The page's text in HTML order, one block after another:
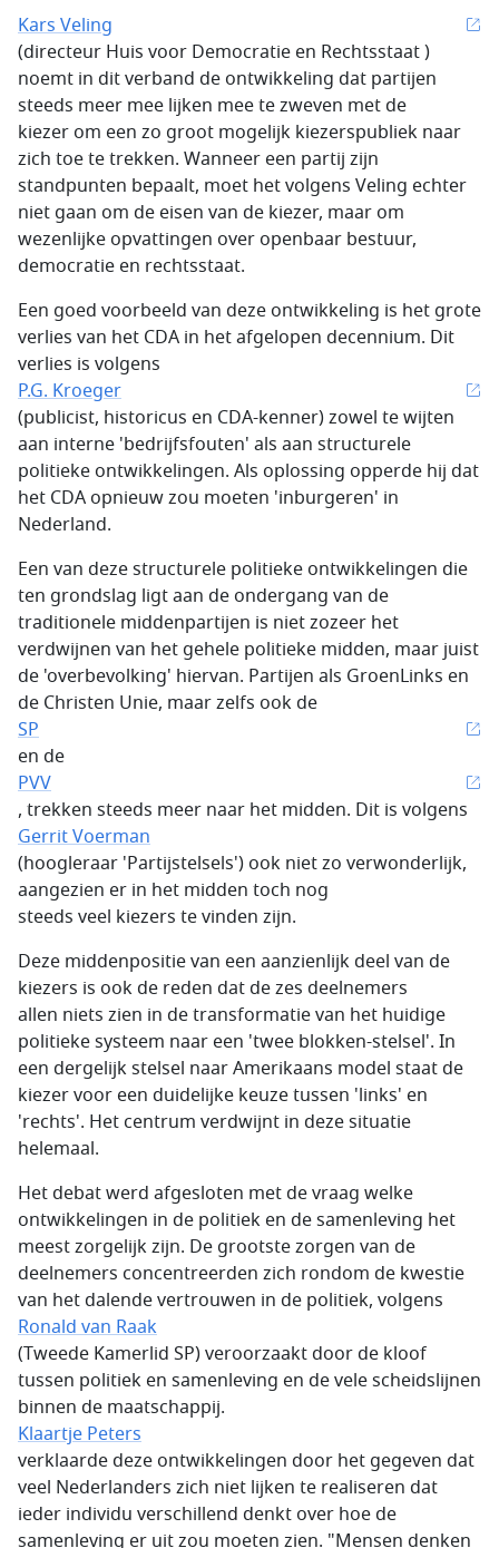
Kars Veling
(directeur Huis voor Democratie en Rechtsstaat )
noemt in dit verband de ontwikkeling dat partijen
steeds meer mee lijken mee te zweven met de
kiezer om een zo groot mogelijk kiezerspubliek naar
zich toe te trekken. Wanneer een partij zijn
standpunten bepaalt, moet het volgens Veling echter
niet gaan om de eisen van de kiezer, maar om
wezenlijke opvattingen over openbaar bestuur,
democratie en rechtsstaat.
Een goed voorbeeld van deze ontwikkeling is het grote
verlies van het CDA in het afgelopen decennium. Dit
verlies is volgens
P.G. Kroeger
(publicist, historicus en CDA-kenner) zowel te wijten
aan interne 'bedrijfsfouten' als aan structurele
politieke ontwikkelingen. Als oplossing opperde hij dat
het CDA opnieuw zou moeten 'inburgeren' in
Nederland.
Een van deze structurele politieke ontwikkelingen die
ten grondslag ligt aan de ondergang van de
traditionele middenpartijen is niet zozeer het
verdwijnen van het gehele politieke midden, maar juist
de 'overbevolking' hiervan. Partijen als GroenLinks en
de Christen Unie, maar zelfs ook de
SP
en de
PVV
, trekken steeds meer naar het midden. Dit is volgens
Gerrit Voerman
(hoogleraar 'Partijstelsels') ook niet zo verwonderlijk,
aangezien er in het midden toch nog
steeds veel kiezers te vinden zijn.
Deze middenpositie van een aanzienlijk deel van de
kiezers is ook de reden dat de zes deelnemers
allen niets zien in de transformatie van het huidige
politieke systeem naar een 'twee blokken-stelsel'. In
een dergelijk stelsel naar Amerikaans model staat de
kiezer voor een duidelijke keuze tussen 'links' en
'rechts'. Het centrum verdwijnt in deze situatie
helemaal.
Het debat werd afgesloten met de vraag welke
ontwikkelingen in de politiek en de samenleving het
meest zorgelijk zijn. De grootste zorgen van de
deelnemers concentreerden zich rondom de kwestie
van het dalende vertrouwen in de politiek, volgens
Ronald van Raak
(Tweede Kamerlid SP) veroorzaakt door de kloof
tussen politiek en samenleving en de vele scheidslijnen
binnen de maatschappij.
Klaartje Peters
verklaarde deze ontwikkelingen door het gegeven dat
veel Nederlanders zich niet lijken te realiseren dat
ieder individu verschillend denkt over hoe de
samenleving er uit zou moeten zien. "Mensen denken